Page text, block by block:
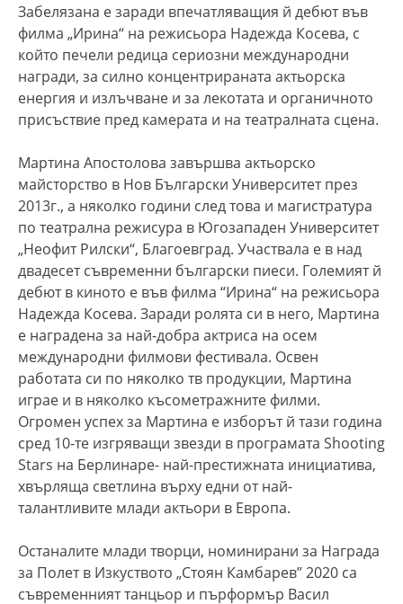
Забелязана е заради впечатляващия й дебют във
филма „Ирина“ на режисьора Надежда Косева, с
който печели редица сериозни международни
награди, за силно концентрираната актьорска
енергия и излъчване и за лекотата и органичното
присъствие пред камерата и на театралната сцена.
Мартина Апостолова завършва актьорско
майсторство в Нов Български Университет през
2013г., а няколко години след това и магистратура
по театрална режисура в Югозападен Университет
„Неофит Рилски“, Благоевград. Участвала е в над
двадесет съвременни български пиеси. Големият й
дебют в киното е във филма “Ирина“ на режисьора
Надежда Косева. Заради ролята си в него, Мартина
е наградена за най-добра актриса на осем
международни филмови фестивала. Освен
работата си по няколко тв продукции, Мартина
играе и в няколко късометражните филми.
Огромен успех за Мартина е изборът й тази година
сред 10-те изгряващи звезди в програмата Shooting
Stars на Берлинаре- най-престижната инициатива,
хвърляща светлина върху едни от най-
талантливите млади актьори в Европа.
Останалите млади творци, номинирани за Награда
за Полет в Изкуството „Стоян Камбарев” 2020 са
съвременният танцьор и пърформър Васил